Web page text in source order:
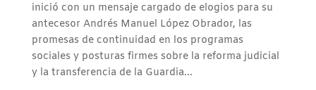
inició con un mensaje cargado de elogios para su
antecesor Andrés Manuel López Obrador, las
promesas de continuidad en los programas
sociales y posturas firmes sobre la reforma judicial
y la transferencia de la Guardia...